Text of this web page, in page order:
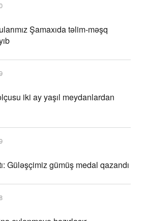
Şamaxıda təlim-məşq
iki ay yaşıl meydanlardan
Güləşçimiz gümüş medal qazandı